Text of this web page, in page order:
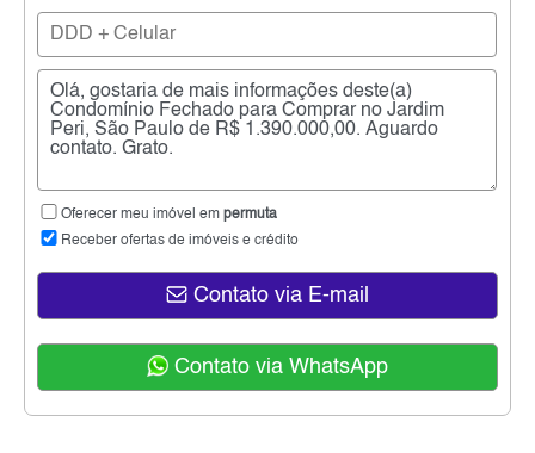
Oferecer meu imóvel em permuta
Receber ofertas de imóveis e crédito
Contato via E-mail
Contato via WhatsApp